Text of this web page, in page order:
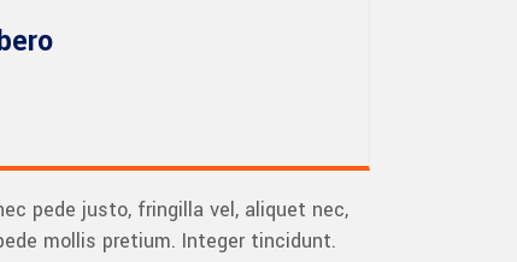
pede justo, fringilla vel, aliquet nec,
mollis pretium. Integer tincidunt.